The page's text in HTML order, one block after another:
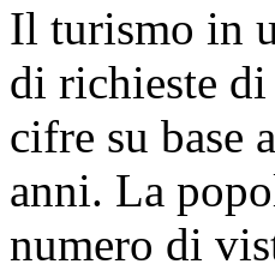
Il turismo in
di richieste
cifre su base
anni. La
numero di